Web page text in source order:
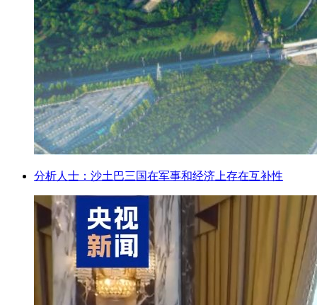
分析人士：沙土巴三国在军事和经济上存在互补性